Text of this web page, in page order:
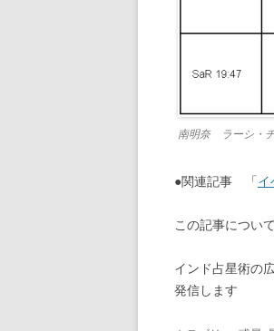
南明奈 ラーシ・
●関連記事 「
この記事につい
インド占星術の
発信します